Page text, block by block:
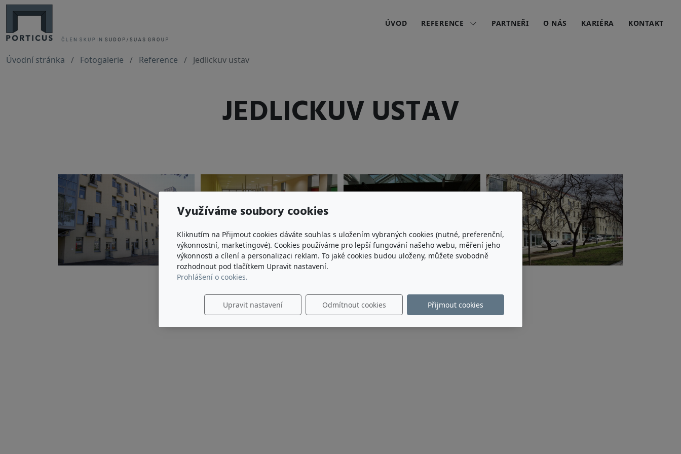
ÚVOD REFERENCE PARTNEŘI O NÁS KARIÉRA KONTAKT
Úvodní stránka Fotogalerie Reference Jedlickuv ustav
JEDLICKUV USTAV
Využíváme soubory cookies
Kliknutím na Přijmout cookies dáváte souhlas s uložením vybraných cookies (nutné, preferenční,
výkonnostní, marketingové). Cookies používáme pro lepší fungování našeho webu, měření jeho
výkonnosti a cílení a personalizaci reklam. To jaké cookies budou uloženy, můžete svobodně
rozhodnout pod tlačítkem Upravit nastavení.
Prohlášení o cookies.
Upravit nastavení Odmítnout cookies Přijmout cookies